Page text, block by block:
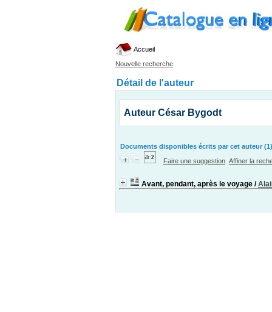
Accueil
Nouvelle recherche
Détail de l'auteur
Auteur César Bygodt
Documents disponibles écrits par cet auteur (1)
Faire une suggestion Affiner la
Avant, pendant, après le voyage /